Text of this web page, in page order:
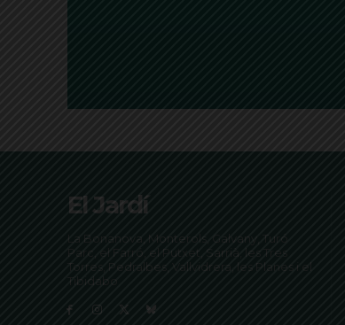
El Jardí
La Bonanova, Monterols, Galvany, Turó
Parc, el Farró, el Putxet, Sarrià, les Tres
Torres, Pedralbes, Vallvidrera, les Planes i el
Tibidabo